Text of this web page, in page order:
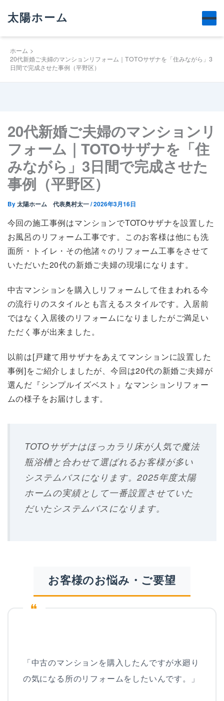
太陽ホーム
ホーム
20代新婚ご夫婦のマンションリフォーム｜TOTOサザナを「住みながら」3
日間で完成させた事例（平野区）
20代新婚ご夫婦のマンションリ
フォーム｜TOTOサザナを「住
みながら」3日間で完成させた
事例（平野区）
By太陽ホーム 代表奥村太一/2026年3月16日
今回の施工事例はマンションでTOTOサザナを設置した
お風呂のリフォーム工事です。このお客様は他にも洗
面所・トイレ・その他諸々のリフォーム工事をさせて
いただいた20代の新婚ご夫婦の現場になります。
中古マンションを購入しリフォームして住まわれる今
の流行りのスタイルとも言えるスタイルです。入居前
ではなく入居後のリフォームになりましたがご満足い
ただく事が出来ました。
以前は[戸建て用サザナをあえてマンションに設置した
事例]をご紹介しましたが、今回は20代の新婚ご夫婦が
選んだ『シンプルイズベスト』なマンションリフォー
ムの様子をお届けします。
TOTOサザナはほっカラリ床が人気で魔法
瓶浴槽と合わせて選ばれるお客様が多い
システムバスになります。2025年度太陽
ホームの実績として一番設置させていた
だいたシステムバス になります。
お客様のお悩み・ご要望
❝
「中古のマンションを購入したんですが水廻り
の気になる所のリフォームをしたいんです。」